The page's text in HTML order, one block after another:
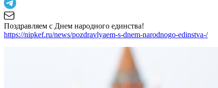
Поздравляем с Днем народного единства!
https://nipkef.ru/news/pozdravlyaem-s-dnem-narodnogo-edinstva-/